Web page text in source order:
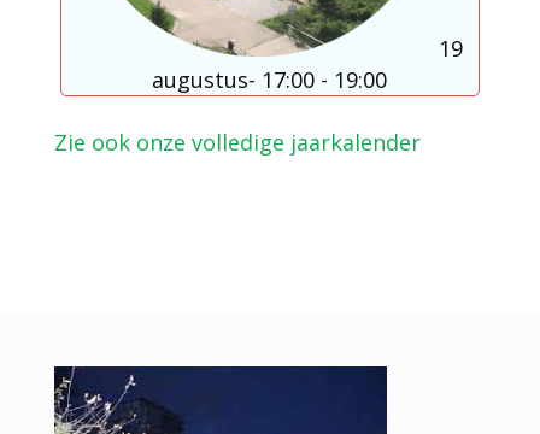
19
augustus- 17:00 - 19:00
Zie ook onze volledige jaarkalender